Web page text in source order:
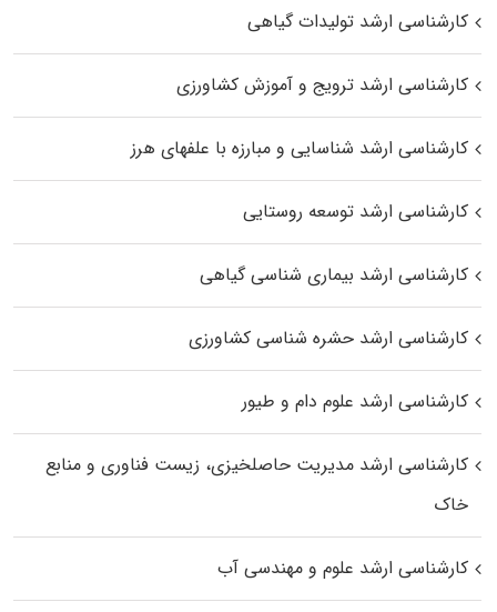
کارشناسی ارشد تولیدات گیاهی
کارشناسی ارشد ترویج و آموزش کشاورزی
کارشناسی ارشد شناسایی و مبارزه با علفهای هرز
کارشناسی ارشد توسعه روستایی
کارشناسی ارشد بیماری‌ شناسی گیاهی
کارشناسی ارشد حشره‌ شناسی کشاورزی
کارشناسی ارشد علوم دام و طیور
کارشناسی ارشد مدیریت حاصلخیزی، زیست فناوری و منابع
خاک
کارشناسی ارشد علوم و مهندسی آب